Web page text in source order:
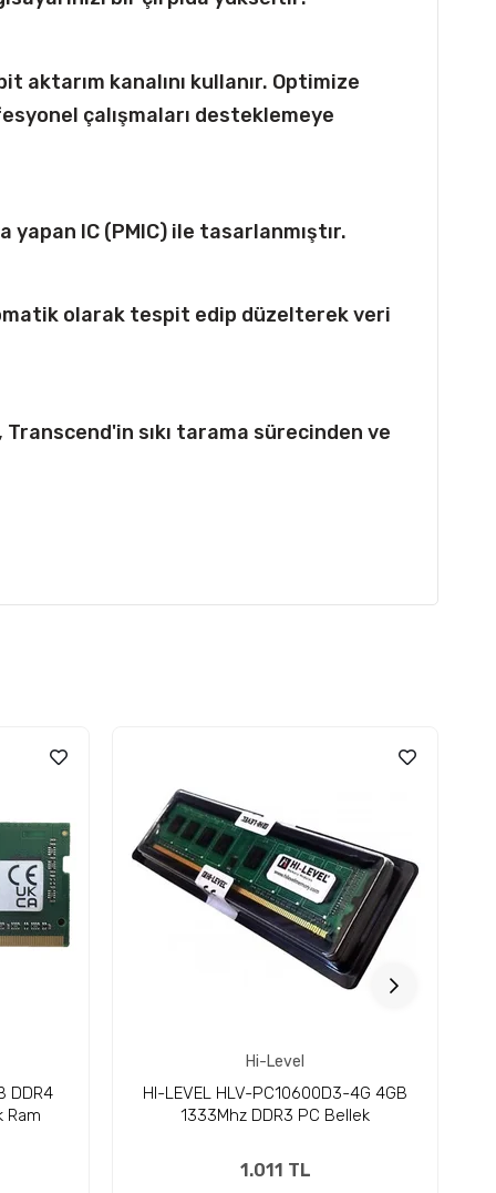
aktarım kanalını kullanır. Optimize
çalışmaları desteklemeye
yapan IC (PMIC) ile tasarlanmıştır.
olarak tespit edip düzelterek veri
sıkı tarama sürecinden ve
DDR4
Ram
Hi-Level
HI-LEVEL HLV-PC10600D3-4G 4GB
1333Mhz DDR3 PC Bellek
1.011 TL